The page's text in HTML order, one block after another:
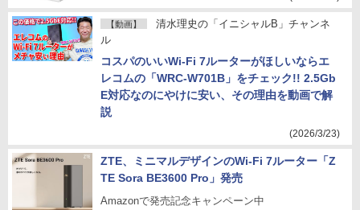
【動画】
清水理史の「イニシャルB」チャンネ
ル
コスパのいいWi-Fi 7ルーターがほしいならエ
レコムの「WRC-W701B」をチェック!! 2.5Gb
E対応なのにやけに安い、その理由を動画で解
説
(2026/3/23)
ZTE、ミニマルデザインのWi-Fi 7ルーター「Z
TE Sora BE3600 Pro」発売
Amazonで発売記念キャンペーン中